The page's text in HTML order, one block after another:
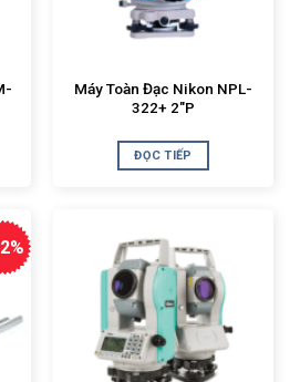
Máy Toàn Đạc Nikon NPL-
322+ 2″P
ĐỌC TIẾP